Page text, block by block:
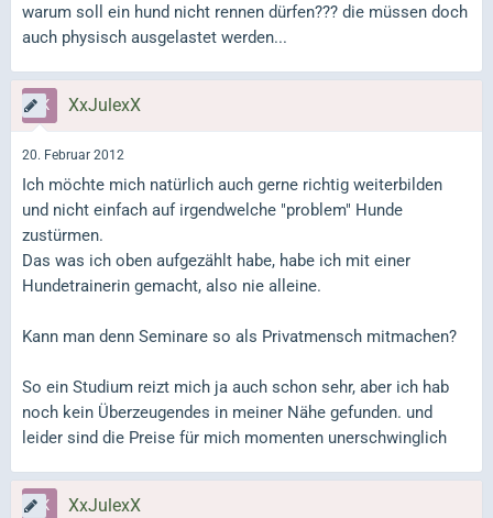
warum soll ein hund nicht rennen dürfen??? die müssen doch
auch physisch ausgelastet werden...
XxJulexX
20. Februar 2012
Ich möchte mich natürlich auch gerne richtig weiterbilden
und nicht einfach auf irgendwelche "problem" Hunde
zustürmen.
Das was ich oben aufgezählt habe, habe ich mit einer
Hundetrainerin gemacht, also nie alleine.
Kann man denn Seminare so als Privatmensch mitmachen?
So ein Studium reizt mich ja auch schon sehr, aber ich hab
noch kein Überzeugendes in meiner Nähe gefunden. und
leider sind die Preise für mich momenten unerschwinglich
XxJulexX